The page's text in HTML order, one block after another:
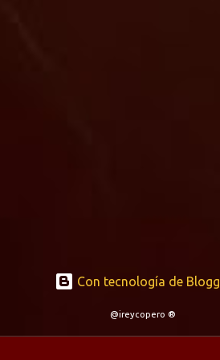
Con tecnología de
@ireycopero ®